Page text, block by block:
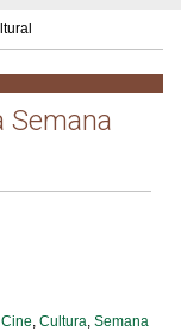
Semana
Cine Cultura Semana